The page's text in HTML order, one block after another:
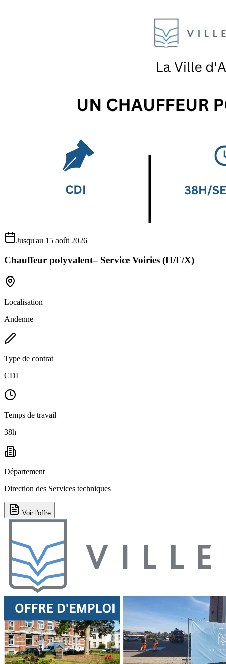
Jusqu'au 15 août 2026
Chauffeur polyvalent– Service Voiries (H/F/X)
Localisation
Andenne
Type de contrat
CDI
Temps de travail
38h
Département
Direction des Services techniques
Voir l'offre